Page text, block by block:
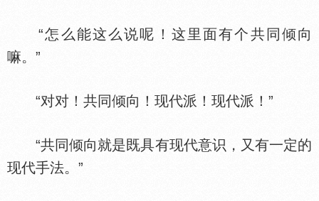
“怎么能这么说呢！这里面有个共同倾向
嘛。”
“对对！共同倾向！现代派！现代派！”
“共同倾向就是既具有现代意识，又有一定的
现代手法。”